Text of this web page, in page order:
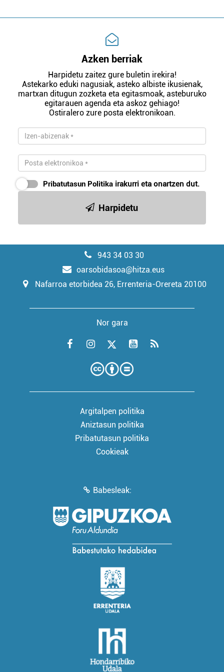
Azken berriak
Harpidetu zaitez gure buletin irekira!
Astekarko eduki nagusiak, asteko albiste ikusienak,
martxan ditugun zozketa eta egitasmoak, asteburuko
egitarauen agenda eta askoz gehiago!
Ostiralero zure posta elektronikoan.
Pribatutasun Politika irakurri eta onartzen dut.
Harpidetu
943 34 03 30
oarsobidasoa@hitza.eus
Nafarroa etorbidea 26, Errenteria-Orereta 20100
Nor gara
Argitalpen politika
Aniztasun politika
Pribatutasun politika
Cookieak
Babesleak: